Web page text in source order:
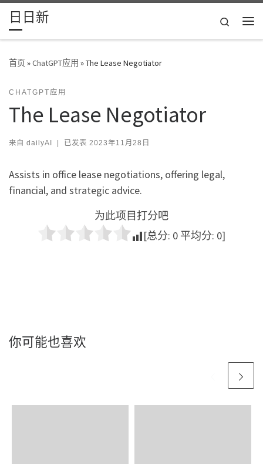
Skip to content
日日新
Search
首页»ChatGPT应用 »The Lease Negotiator
CHATGPT应用
The Lease Negotiator
来自 dailyAI | 已发表 2023年11月28日
Assists in office lease negotiations, offering legal,
financial, and strategic advice.
为此项目打分吧
[总分: 0 平均分: 0]
你可能也喜欢